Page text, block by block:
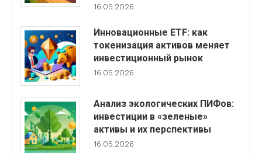
16.05.2026
Инновационные ETF: как
токенизация активов меняет
инвестиционный рынок
16.05.2026
Анализ экологических ПИФов:
инвестиции в «зеленые»
активы и их перспективы
16.05.2026